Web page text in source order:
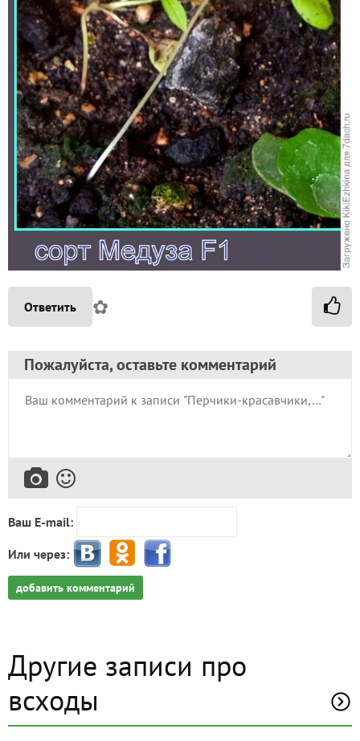
Ответить ✿
Пожалуйста, оставьте комментарий
Ваш E-mail:
Или через:
добавить комментарий
Другие записи про
всходы